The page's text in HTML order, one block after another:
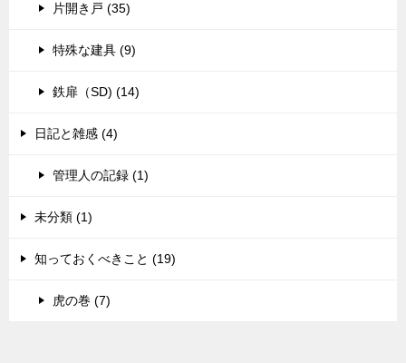
片開き戸 (35)
特殊な建具 (9)
鉄扉（SD) (14)
日記と雑感 (4)
管理人の記録 (1)
未分類 (1)
知っておくべきこと (19)
虎の巻 (7)